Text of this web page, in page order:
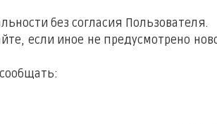
без согласия Пользователя.
если иное не предусмотрено